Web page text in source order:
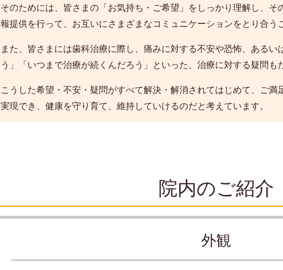
そのためには、皆さまの「お気持ち・ご希望」をしっかり理解し、
報提供を行って、お互いにさまざまなコミュニケーションをとり合う
また、皆さまには歯科治療に際し、痛みに対する不安や恐怖、あるい
う」「いつまで治療が続くんだろう」といった、治療に対する疑問も
こうした希望・不安・疑問がすべて解決・解消されてはじめて、ご
実現でき、健康を守り育て、維持していけるのだと考えています。
院内のご紹介
外観